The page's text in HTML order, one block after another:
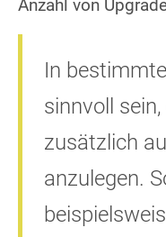
Anzahl von
In
sinnvoll
zusätzlich
anzulegen.